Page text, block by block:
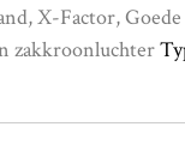
X-Factor,
zakkroonluchter